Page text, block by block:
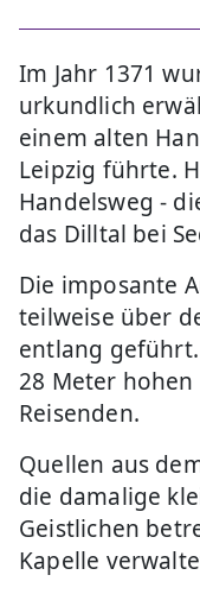
Im Jahr 1371
urkundlich
einem alten
Leipzig führte.
Handelsweg -
das Dilltal bei
Die imposante
teilweise über
entlang
28 Meter
Reisenden.
Quellen aus
die damalige
Geistlichen
Kapelle